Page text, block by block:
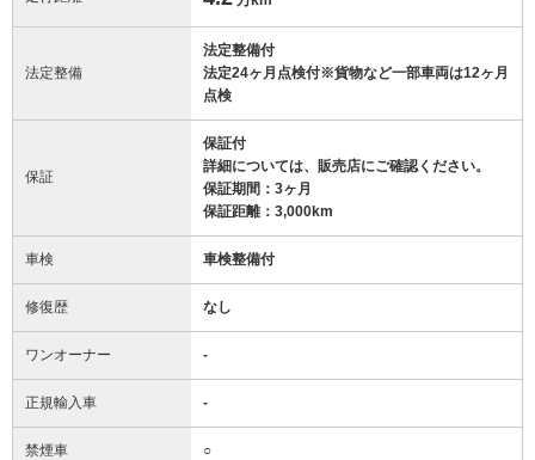
法定整備
法定整備付
法定24ヶ月点検付※貨物など一部車両は12ヶ月
点検
保証
保証付
詳細については、販売店にご確認ください。
保証期間：3ヶ月
保証距離：3,000km
車検 車検整備付
修復歴 なし
ワンオーナー -
正規輸入車 -
禁煙車 ○